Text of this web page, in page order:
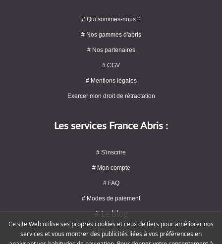
# Qui sommes-nous ?
# Nos gammes d'abris
# Nos partenaires
# CGV
# Mentions légales
Exercer mon droit de rétractation
Les services France Abris :
# S'inscrire
# Mon compte
# FAQ
# Modes de paiement
# Le blog
# Plan du site
Ce site Web utilise ses propres cookies et ceux de tiers pour améliorer nos
services et vous montrer des publicités liées à vos préférences en